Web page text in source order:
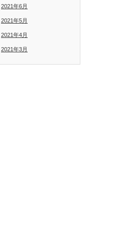
2021年6月
2021年5月
2021年4月
2021年3月